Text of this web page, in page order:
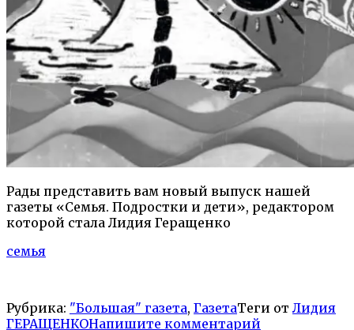
Рады представить вам новый выпуск нашей
газеты «Семья. Подростки и дети», редактором
которой стала Лидия Геращенко
семья
Рубрика: "Большая" газета, ГазетаТеги от Лидия
ГЕРАЩЕНКОНапишите комментарий